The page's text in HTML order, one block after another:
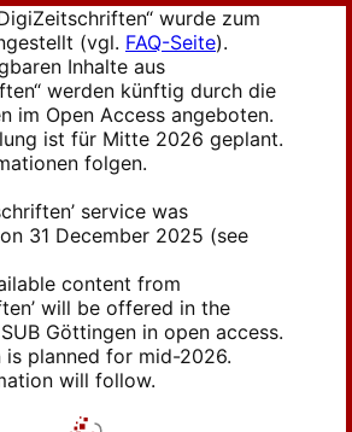
wurde zum
(vgl. FAQ-Seite).
Inhalte aus
werden künftig durch die
im Open Access angeboten.
ist für Mitte 2026 geplant.
folgen.
service was
31 December 2025 (see
content from
will be offered in the
Göttingen in open access.
is planned for mid-2026.
will follow.